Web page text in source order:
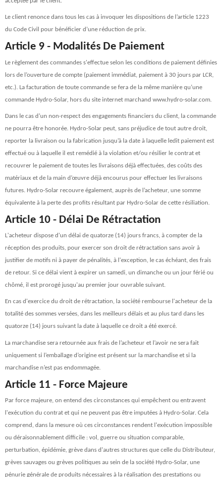
Le client renonce dans tous les cas à invoquer les dispositions de l’article 1223
du Code Civil pour bénéficier d’une réduction de prix.
Article 9 - Modalités De Paiement
Le règlement des commandes s'effectue selon les conditions de paiement définies
lors de l’ouverture de compte (paiement immédiat, paiement à 30 jours par LCR,
etc.). La facturation de toute commande se fera de la même manière qu’une
commande Hydro-Solar, hors du site internet marchand www.hydro-solar.com.
Dans le cas d’un non-respect des engagements financiers du client, la commande
ne pourra être honorée. Hydro-Solar peut, sans préjudice de tout autre droit,
reporter la livraison ou la fabrication jusqu’à la date à laquelle ledit paiement est
effectué ou à laquelle il est remédié à la violation et/ou résilier le contrat et
recouvrer le paiement de toutes les livraisons déjà effectuées, des coûts des
matériaux et de la main d’œuvre déjà encourus pour effectuer les livraisons
futures. Hydro-Solar recouvre également, auprès de l’acheteur, une somme
équivalente à la perte des profits résultant par Hydro-Solar de cette résiliation.
Article 10 - Délai De Rétractation
L'acheteur dispose d'un délai de quatorze (14) jours francs, à compter de la
réception des produits, pour exercer son droit de rétractation sans avoir à
justifier de motifs ni à payer de pénalités, à l'exception, le cas échéant, des frais
de retour. Si ce délai vient à expirer un samedi, un dimanche ou un jour férié ou
chômé, il est prorogé jusqu'au premier jour ouvrable suivant.
En cas d'exercice du droit de rétractation, la société rembourse l'acheteur de la
totalité des sommes versées, dans les meilleurs délais et au plus tard dans les
quatorze (14) jours suivant la date à laquelle ce droit a été exercé.
La marchandise sera retournée aux frais de l’acheteur et l’avoir ne sera fait
uniquement si l’emballage d’origine est présent sur la marchandise et si la
marchandise n’est pas endommagée.
Article 11 - Force Majeure
Par force majeure, on entend des circonstances qui empêchent ou entravent
l'exécution du contrat et qui ne peuvent pas être imputées à Hydro-Solar. Cela
comprend, dans la mesure où ces circonstances rendent l'exécution impossible
ou déraisonnablement difficile : vol, guerre ou situation comparable,
perturbation, épidémie, grève dans d'autres structures que celle du Distributeur,
grèves sauvages ou grèves politiques au sein de la société Hydro-Solar, une
pénurie générale de produits nécessaires à la réalisation des prestations ou